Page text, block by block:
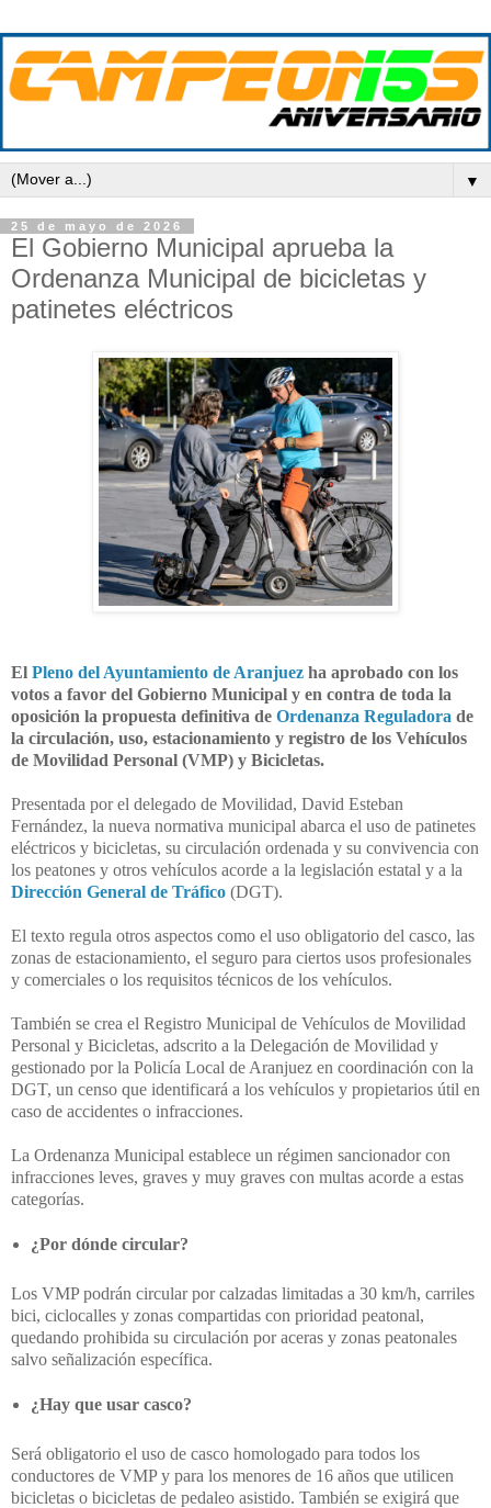
▼
25 de mayo de 2026
El Gobierno Municipal aprueba la
Ordenanza Municipal de bicicletas y
patinetes eléctricos
El Pleno del Ayuntamiento de Aranjuez ha aprobado con los
votos a favor del Gobierno Municipal y en contra de toda la
oposición la propuesta definitiva de Ordenanza Reguladora de
la circulación, uso, estacionamiento y registro de los Vehículos
de Movilidad Personal (VMP) y Bicicletas.
Presentada por el delegado de Movilidad, David Esteban
Fernández, la nueva normativa municipal abarca el uso de patinetes
eléctricos y bicicletas, su circulación ordenada y su convivencia con
los peatones y otros vehículos acorde a la legislación estatal y a la
Dirección General de Tráfico (DGT).
El texto regula otros aspectos como el uso obligatorio del casco, las
zonas de estacionamiento, el seguro para ciertos usos profesionales
y comerciales o los requisitos técnicos de los vehículos.
También se crea el Registro Municipal de Vehículos de Movilidad
Personal y Bicicletas, adscrito a la Delegación de Movilidad y
gestionado por la Policía Local de Aranjuez en coordinación con la
DGT, un censo que identificará a los vehículos y propietarios útil en
caso de accidentes o infracciones.
La Ordenanza Municipal establece un régimen sancionador con
infracciones leves, graves y muy graves con multas acorde a estas
categorías.
¿Por dónde circular?
Los VMP podrán circular por calzadas limitadas a 30 km/h, carriles
bici, ciclocalles y zonas compartidas con prioridad peatonal,
quedando prohibida su circulación por aceras y zonas peatonales
salvo señalización específica.
¿Hay que usar casco?
Será obligatorio el uso de casco homologado para todos los
conductores de VMP y para los menores de 16 años que utilicen
bicicletas o bicicletas de pedaleo asistido. También se exigirá que